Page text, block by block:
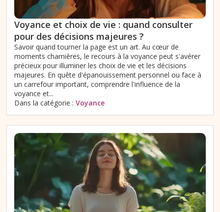
Voyance et choix de vie : quand consulter
pour des décisions majeures ?
Savoir quand tourner la page est un art. Au cœur de
moments charnières, le recours à la voyance peut s'avérer
précieux pour illuminer les choix de vie et les décisions
majeures. En quête d'épanouissement personnel ou face à
un carrefour important, comprendre l'influence de la
voyance et...
Dans la catégorie : Voyance